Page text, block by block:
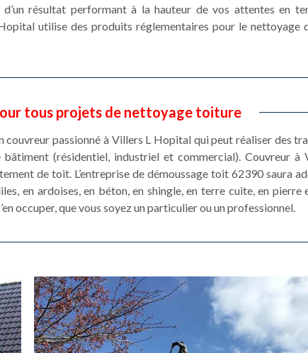
résultat performant à la hauteur de vos attentes en
utilise des produits réglementaires pour le nettoyage
tous projets de nettoyage toiture
passionné à Villers L Hopital qui peut réaliser des
(résidentiel, industriel et commercial). Couvreur à
de toit. L’entreprise de démoussage toit 62390 saura
en ardoises, en béton, en shingle, en terre cuite, en pierre
occuper, que vous soyez un particulier ou un professionnel.